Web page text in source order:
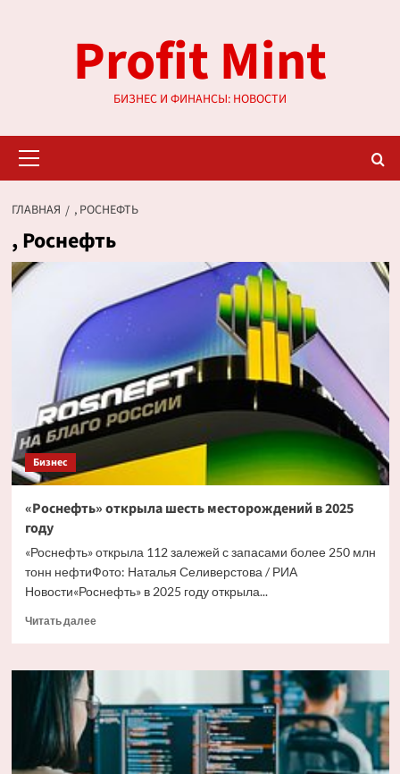
содержимомуProfit Mint
БИЗНЕС И ФИНАНСЫ: НОВОСТИ
меню
ГЛАВНАЯ , РОСНЕФТЬ
, Роснефть
Бизнес
«Роснефть» открыла шесть месторождений в 2025
году
«Роснефть» открыла 112 залежей с запасами более 250 млн
тонн нефтиФото: Наталья Селиверстова / РИА
Новости«Роснефть» в 2025 году открыла...
Читать далееПрочитать
«Роснефть»
шесть
месторождений
в